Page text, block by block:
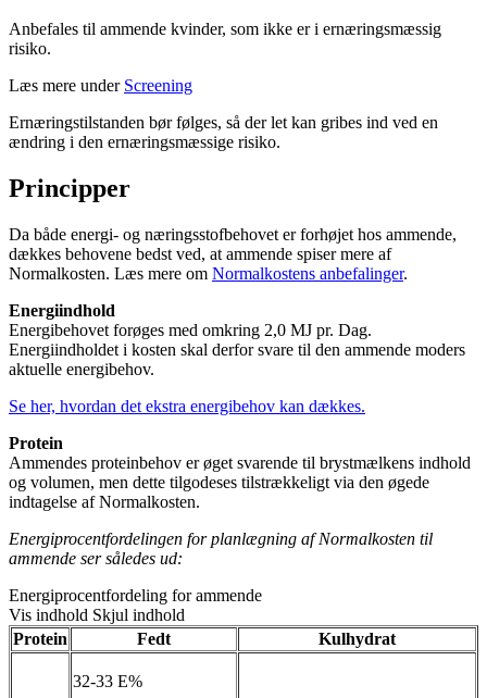
Anbefales til ammende kvinder, som ikke er i ernæringsmæssig
risiko.
Læs mere under Screening
Ernæringstilstanden bør følges, så der let kan gribes ind ved en
ændring i den ernæringsmæssige risiko.
Principper
Da både energi- og næringsstofbehovet er forhøjet hos ammende,
dækkes behovene bedst ved, at ammende spiser mere af
Normalkosten. Læs mere om Normalkostens anbefalinger.
Energiindhold
Energibehovet forøges med omkring 2,0 MJ pr. Dag.
Energiindholdet i kosten skal derfor svare til den ammende moders
aktuelle energibehov.
Se her, hvordan det ekstra energibehov kan dækkes.
Protein
Ammendes proteinbehov er øget svarende til brystmælkens indhold
og volumen, men dette tilgodeses tilstrækkeligt via den øgede
indtagelse af Normalkosten.
Energiprocentfordelingen for planlægning af Normalkosten til
ammende ser således ud:
Energiprocentfordeling for ammende
Vis indhold Skjul indhold
Protein
Fedt Kulhydrat
32-33 E%